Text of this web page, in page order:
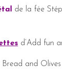
de la fée
d’Add fun
Bread and Olives